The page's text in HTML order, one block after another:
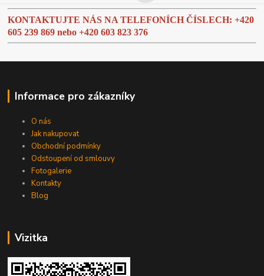
KONTAKTUJTE NÁS NA TELEFONÍCH ČÍSLECH: +420
605 239 869 nebo+420 603 823 376
Informace pro zákazníky
O nás
Jak nakupovat
Obchodní podmínky
Odstoupení od smlouvy
Fotogalerie
Kontakty
Blog
Vizitka